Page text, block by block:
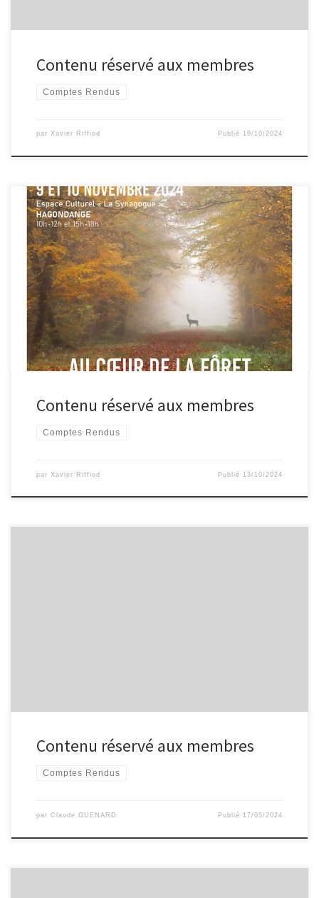
Contenu réservé aux membres
Comptes Rendus
par Xavier Riffiod Publié 19/10/2024
Contenu réservé aux membres
Comptes Rendus
par Xavier Riffiod Publié 13/10/2024
Contenu réservé aux membres
Comptes Rendus
par Claude GUENARD Publié 17/05/2024